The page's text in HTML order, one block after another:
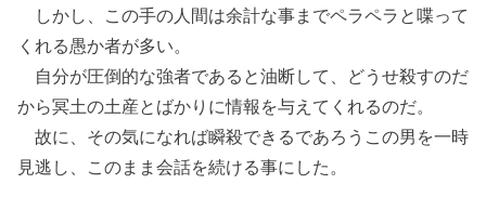
しかし、この手の人間は余計な事までペラペラと喋って
くれる愚か者が多い。
自分が圧倒的な強者であると油断して、どうせ殺すのだ
から冥土の土産とばかりに情報を与えてくれるのだ。
故に、その気になれば瞬殺できるであろうこの男を一時
見逃し、このまま会話を続ける事にした。